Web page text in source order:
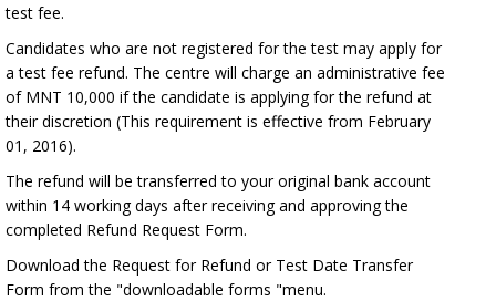
test fee.
Candidates who are not registered for the test may apply for
a test fee refund. The centre will charge an administrative fee
of MNT 10,000 if the candidate is applying for the refund at
their discretion (This requirement is effective from February
01, 2016).
The refund will be transferred to your original bank account
within 14 working days after receiving and approving the
completed Refund Request Form.
Download the Request for Refund or Test Date Transfer
Form from the "downloadable forms "menu.